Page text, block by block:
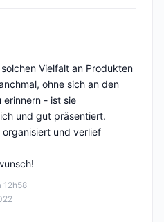
12h58
Vielfalt an Produkten
ohne sich an den
erinnern - ist sie
und gut präsentiert.
und verlief